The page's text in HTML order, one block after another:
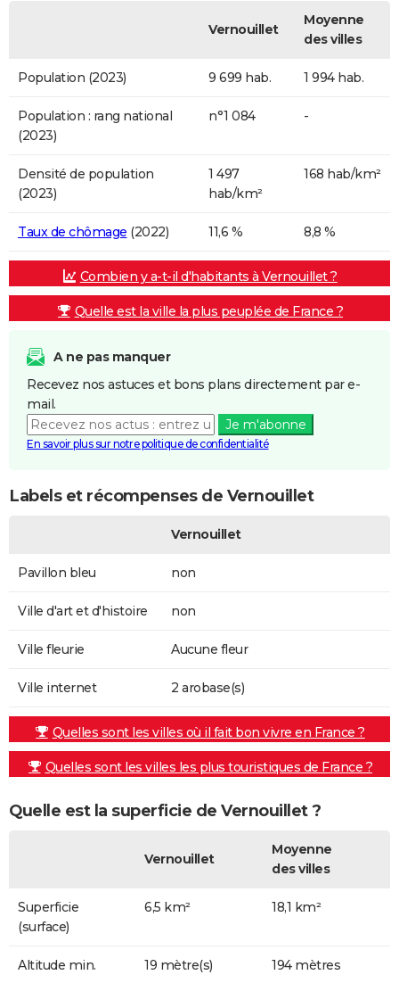
Vernouillet
Moyenne
des villes
Population (2023) 9 699 hab. 1 994 hab.
Population : rang national
(2023)
n°1 084 -
Densité de population
(2023)
1 497
hab/km²
168 hab/km²
Taux de chômage (2022) 11,6 % 8,8 %
Combien y a-t-il d'habitants à Vernouillet ?
Quelle est la ville la plus peuplée de France ?
A ne pas manquer
Recevez nos astuces et bons plans directement par e-
mail.
Je m'abonne
En savoir plus sur notre politique de confidentialité
Labels et récompenses de Vernouillet
Vernouillet
Pavillon bleu non
Ville d'art et d'histoire non
Ville fleurie Aucune fleur
Ville internet 2 arobase(s)
Quelles sont les villes où il fait bon vivre en France ?
Quelles sont les villes les plus touristiques de France ?
Quelle est la superficie de Vernouillet ?
Vernouillet
Moyenne
des villes
Superficie
(surface)
6,5 km² 18,1 km²
Altitude min. 19 mètre(s) 194 mètres